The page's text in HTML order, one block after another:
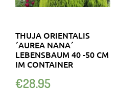
THUJA ORIENTALIS
´AUREA NANA´
LEBENSBAUM 40 -50 CM
IM CONTAINER
€28.95